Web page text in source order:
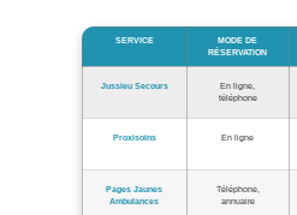
SERVICE
MODE DE
RÉSERVATION
Jussieu Secours
En ligne,
téléphone
Proxisoins En ligne
Pages Jaunes
Ambulances
Téléphone,
annuaire